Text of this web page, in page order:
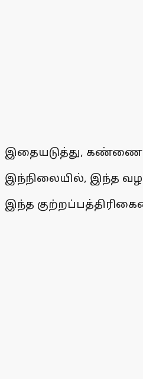
இதையடுத்து,
இந்நிலையில், இந்த
இந்த